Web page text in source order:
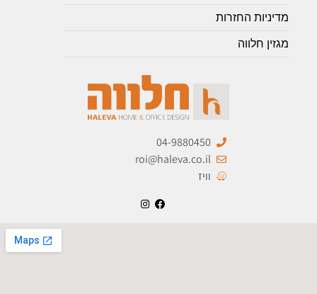
מדיניות החזרות
מגזין חלווה
04-9880450
roi@haleva.co.il
וויז